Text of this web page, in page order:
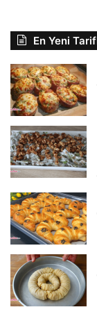
En Yeni